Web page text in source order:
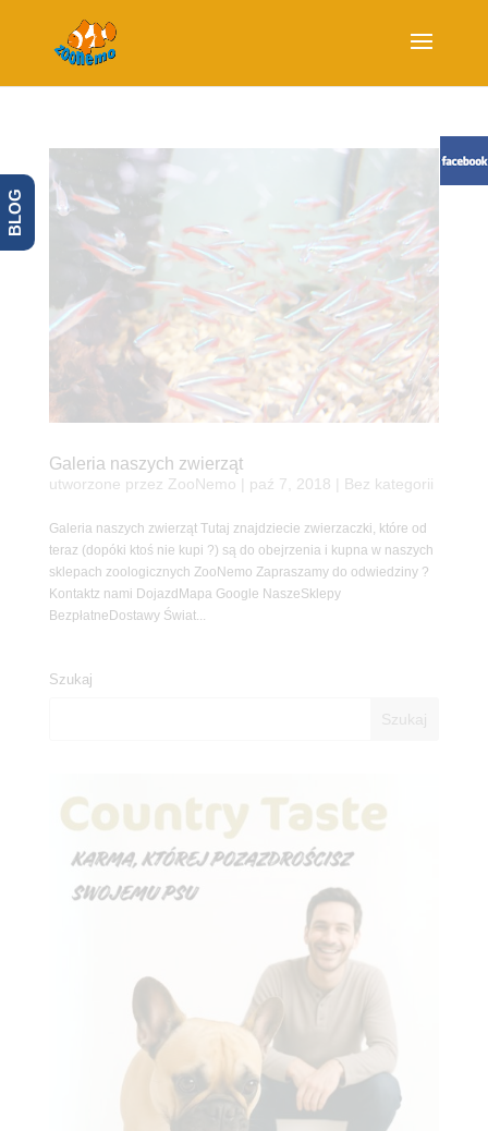
Galeria naszych zwierząt
utworzone przez ZooNemo paź 7, 2018 | Bez kategorii
Galeria naszych zwierząt Tutaj znajdziecie zwierzaczki, które od
teraz (dopóki ktoś nie kupi ?) są do obejrzenia i kupna w naszych
sklepach zoologicznych ZooNemo Zapraszamy do odwiedziny ?
Kontaktz nami DojazdMapa Google NaszeSklepy
BezpłatneDostawy Świat...
Szukaj
BLOG